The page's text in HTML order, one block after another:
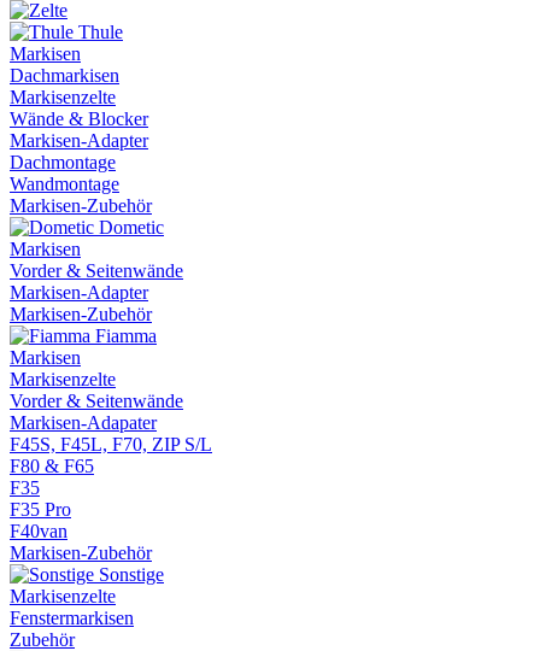
Thule
Markisen
Dachmarkisen
Markisenzelte
Wände & Blocker
Markisen-Adapter
Dachmontage
Wandmontage
Markisen-Zubehör
Dometic
Markisen
Vorder & Seitenwände
Markisen-Adapter
Markisen-Zubehör
Fiamma
Markisen
Markisenzelte
Vorder & Seitenwände
Markisen-Adapater
F45S, F45L, F70, ZIP S/L
F80 & F65
F35
F35 Pro
F40van
Markisen-Zubehör
Sonstige
Markisenzelte
Fenstermarkisen
Zubehör